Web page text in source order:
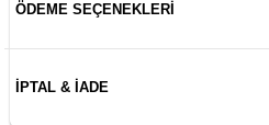
ÖDEME SEÇENEKLERI
İPTAL & İADE